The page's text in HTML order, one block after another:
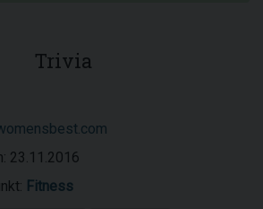
Trivia
23.11.2016
Fitness